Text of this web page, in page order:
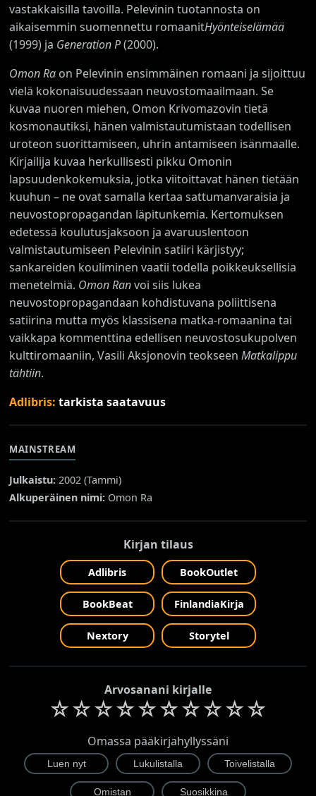
vastakkaisilla tavoilla. Pelevinin tuotannosta on
aikaisemmin suomennettu romaanitHyönteiselämää
(1999) ja Generation P(2000).
Omon Ra on Pelevinin ensimmäinen romaani ja sijoittuu
vielä kokonaisuudessaan neuvostomaailmaan. Se
kuvaa nuoren miehen, Omon Krivomazovin tietä
kosmonautiksi, hänen valmistautumistaan todellisen
uroteon suorittamiseen, uhrin antamiseen isänmaalle.
Kirjailija kuvaa herkullisesti pikku Omonin
lapsuudenkokemuksia, jotka viitoittavat hänen tietään
kuuhun – ne ovat samalla kertaa sattumanvaraisia ja
neuvostopropagandan läpitunkemia. Kertomuksen
edetessä koulutusjaksoon ja avaruuslentoon
valmistautumiseen Pelevinin satiiri kärjistyy;
sankareiden kouliminen vaatii todella poikkeuksellisia
menetelmiä. Omon Ranvoi siis lukea
neuvostopropagandaan kohdistuvana poliittisena
satiirina mutta myös klassisena matka-romaanina tai
vaikkapa kommenttina edellisen neuvostosukupolven
kulttiromaaniin, Vasili Aksjonovin teokseenMatkalippu
tähtiin.
Adlibris:tarkista saatavuus
MAINSTREAM
Julkaistu: 2002 (Tammi)
Alkuperäinen nimi: Omon Ra
Kirjan tilaus
Adlibris BookOutlet
BookBeat FinlandiaKirja
Nextory Storytel
Arvosanani kirjalle
☆☆☆☆☆☆☆☆☆☆
Omassa pääkirjahyllyssäni